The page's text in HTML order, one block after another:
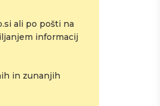
ali po pošti na
informacij
in zunanjih